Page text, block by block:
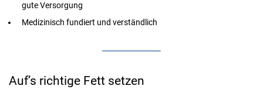
gute Versorgung
Medizinisch fundiert und verständlich
Auf’s richtige Fett setzen